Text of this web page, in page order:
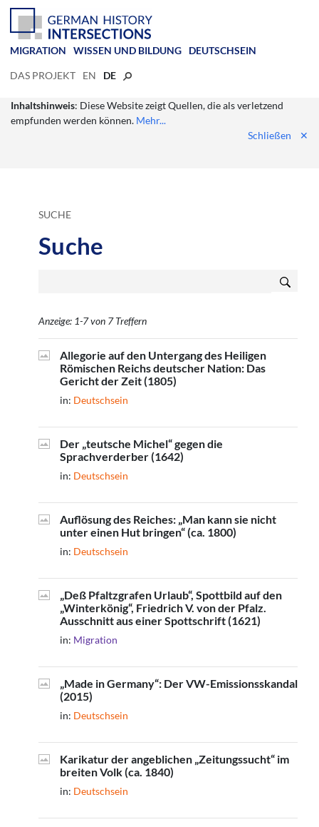
MIGRATION WISSEN UND BILDUNG DEUTSCHSEIN
DAS PROJEKT EN DE
Inhaltshinweis: Diese Website zeigt Quellen, die als verletzend
empfunden werden können. Mehr...
Schließen
✕
SUCHE
Suche
Anzeige: 1-7 von 7 Treffern
Allegorie auf den Untergang des Heiligen
Römischen Reichs deutscher Nation: Das
Gericht der Zeit (1805)
in: Deutschsein
Der „teutsche Michel“ gegen die
Sprachverderber (1642)
in: Deutschsein
Auflösung des Reiches: „Man kann sie nicht
unter einen Hut bringen“ (ca. 1800)
in: Deutschsein
„Deß Pfaltzgrafen Urlaub“, Spottbild auf den
„Winterkönig“, Friedrich V. von der Pfalz.
Ausschnitt aus einer Spottschrift (1621)
in: Migration
„Made in Germany“: Der VW-Emissionsskandal
(2015)
in: Deutschsein
Karikatur der angeblichen „Zeitungssucht“ im
breiten Volk (ca. 1840)
in: Deutschsein